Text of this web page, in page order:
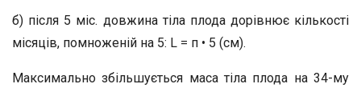
б) після 5 міс. довжина тіла плода дорівнює кількості
місяців, помноженій на 5: L = п • 5 (см).
Максимально збільшується маса тіла плода на 34-му